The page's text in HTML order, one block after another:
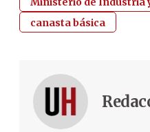
canasta básica